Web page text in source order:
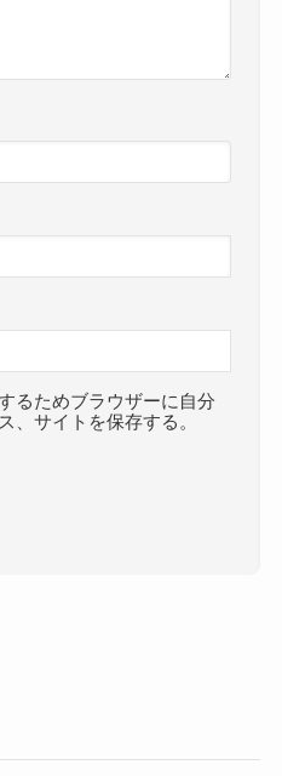
るためブラウザーに自分
、サイトを保存する。